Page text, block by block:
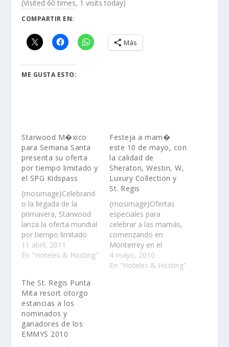
(Visited 60 times, 1 visits today)
COMPARTIR EN:
Más
ME GUSTA ESTO:
Starwood M�xico
para Semana Santa
presenta su oferta
por tiempo limitado y
el SPG Kidspass
{mosimage}Celebrand
o la llegada de la
primavera, Starwood
lanza la oferta mundial
por tiempo limitado
para ahorrar hasta el
30% en todas las
de marzo y el 30 de
mayo del 2011……
11 abril, 2011
En "Hoteles & Hosting"
Festeja a mam�
este 10 de mayo, con
la calidad de
Sheraton, Westin, W,
Luxury Collection y
St. Regis
{mosimage}Ofertas
especiales para
celebrar a las mamás,
comenzando en
Monterrey en el
Sheraton Ambassador
con un buffet de
4 mayo, 2010
En "Hoteles & Hosting"
The St. Regis Punta
Mita resort otorgo
estancias a los
nominados y
ganadores de los
EMMYS 2010